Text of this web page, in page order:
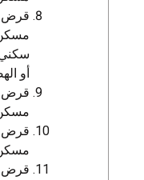
قرض
أو
قرض
قرض
قرض